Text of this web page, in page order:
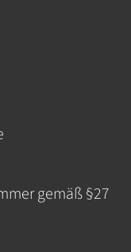
gemäß §27